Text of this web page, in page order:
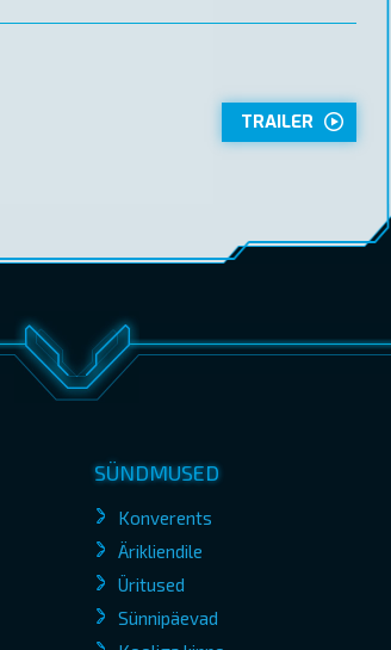
TRAILER
SÜNDMUSED
Konverents
Ärikliendile
Üritused
Sünnipäevad